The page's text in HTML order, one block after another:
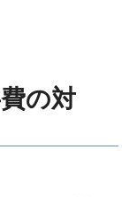
の対